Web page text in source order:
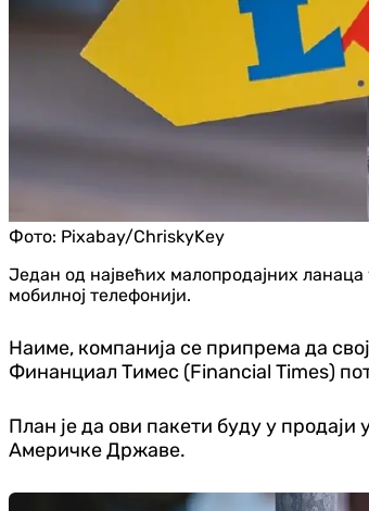
Фото: Pixabay/ChriskyKey
Један од највећих малопродајних
мобилној телефонији.
Наиме, компанија се припрема да
Финанциал Тимес (Financial Times)
План је да ови пакети буду у
Америчке Државе.